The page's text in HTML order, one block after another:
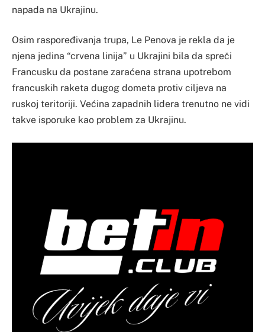
napada na Ukrajinu.
Osim raspoređivanja trupa, Le Penova je rekla da je
njena jedina “crvena linija” u Ukrajini bila da spreči
Francusku da postane zaraćena strana upotrebom
francuskih raketa dugog dometa protiv ciljeva na
ruskoj teritoriji. Većina zapadnih lidera trenutno ne vidi
takve isporuke kao problem za Ukrajinu.